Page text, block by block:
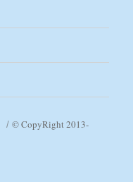
© CopyRight 2013-